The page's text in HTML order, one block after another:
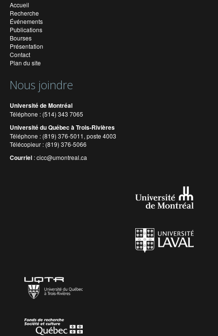
Accueil
Recherche
Événements
Publications
Bourses
Présentation
Contact
Plan du site
Nous joindre
Université de Montréal
Téléphone : (514) 343 7065
Université du Québec à Trois-Rivières
Téléphone : (819) 376-5011, poste 4003
Télécopieur : (819) 376-5066
Courriel :cicc@umontreal.ca